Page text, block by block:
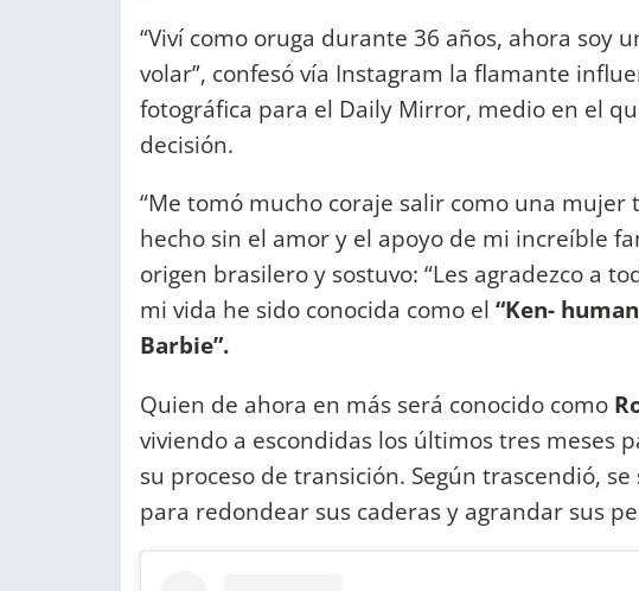
“Viví como oruga durante 36 años, ahora soy
volar”, confesó vía Instagram la flamante
fotográfica para el Daily Mirror, medio en el
decisión.
“Me tomó mucho coraje salir como una
hecho sin el amor y el apoyo de mi increíble
origen brasilero y sostuvo: “Les agradezco a
mi vida he sido conocida como el “Ken-
Barbie”.
Quien de ahora en más será conocido como
viviendo a escondidas los últimos tres meses
su proceso de transición. Según trascendió,
para redondear sus caderas y agrandar sus